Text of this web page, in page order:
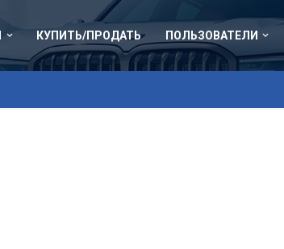
КУПИТЬ/ПРОДАТЬ ПОЛЬЗОВАТЕЛИ